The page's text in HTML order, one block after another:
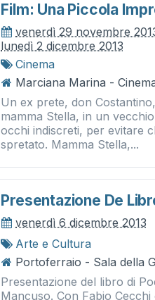
Film: Una Piccola
venerdì 29 novembre
lunedì 2 dicembre 2013
Cinema
Marciana Marina -
Un ex prete, don
mamma Stella, in un
occhi indiscreti, per evitare
spretato. Mamma Stella,...
Presentazione De
venerdì 6 dicembre 2013
Arte e Cultura
Portoferraio - Sala della
Presentazione del libro di
Mancuso. Con Fabio